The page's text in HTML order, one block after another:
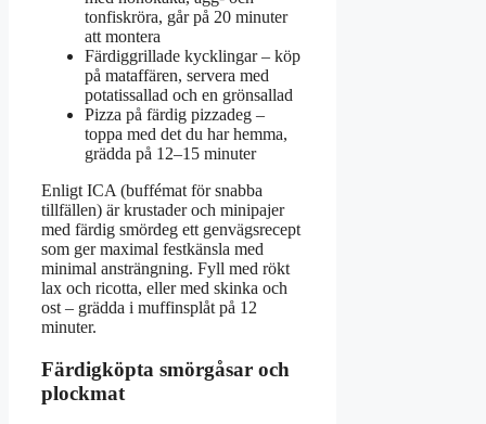
tonfiskröra, går på 20 minuter
att montera
Färdiggrillade kycklingar – köp
på mataffären, servera med
potatissallad och en grönsallad
Pizza på färdig pizzadeg –
toppa med det du har hemma,
grädda på 12–15 minuter
Enligt ICA (buffémat för snabba
tillfällen) är krustader och minipajer
med färdig smördeg ett genvägsrecept
som ger maximal festkänsla med
minimal ansträngning. Fyll med rökt
lax och ricotta, eller med skinka och
ost – grädda i muffinsplåt på 12
minuter.
Färdigköpta smörgåsar och
plockmat